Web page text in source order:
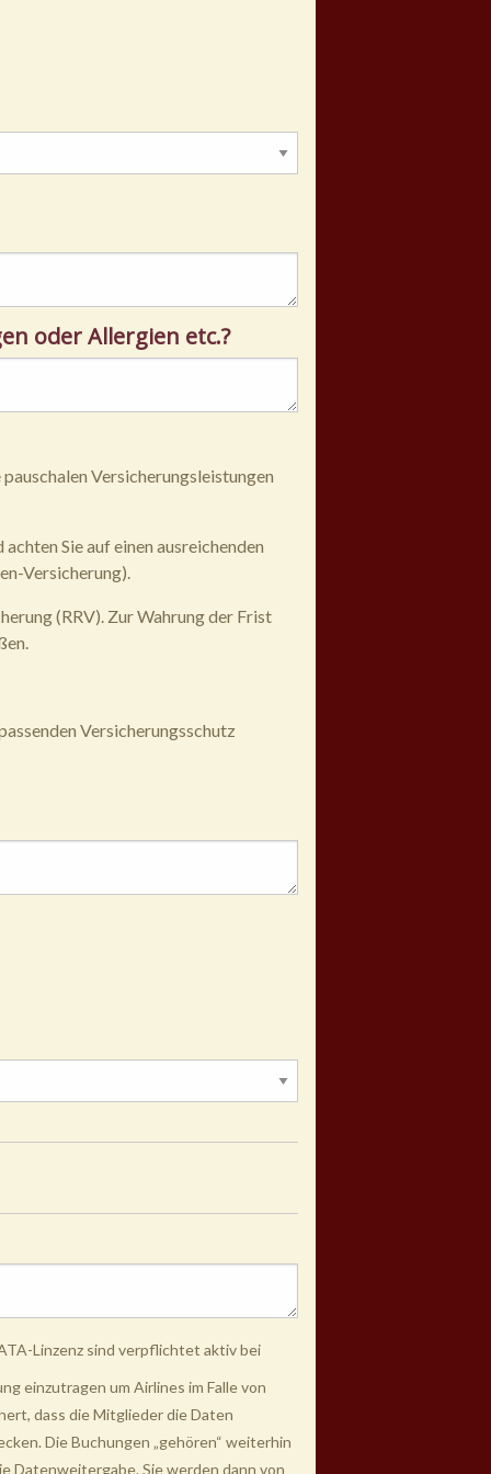
oder Allergien etc.?
Versicherungsleistungen
Sie auf einen ausreichenden
Versicherung).
(RRV). Zur Wahrung der Frist
Versicherungsschutz
Linzenz sind verpflichtet aktiv bei
einzutragen um Airlines im Falle von
dass die Mitglieder die Daten
Die Buchungen „gehören“ weiterhin
Datenweitergabe. Sie werden dann von